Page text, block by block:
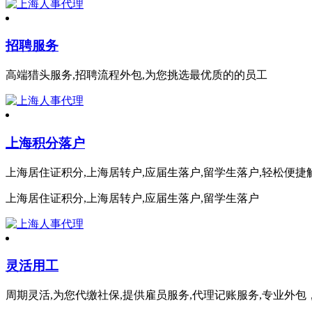
招聘服务
高端猎头服务,招聘流程外包,为您挑选最优质的的员工
上海积分落户
上海居住证积分,上海居转户,应届生落户,留学生落户,轻松便捷
上海居住证积分,上海居转户,应届生落户,留学生落户
灵活用工
周期灵活,为您代缴社保,提供雇员服务,代理记账服务,专业外包